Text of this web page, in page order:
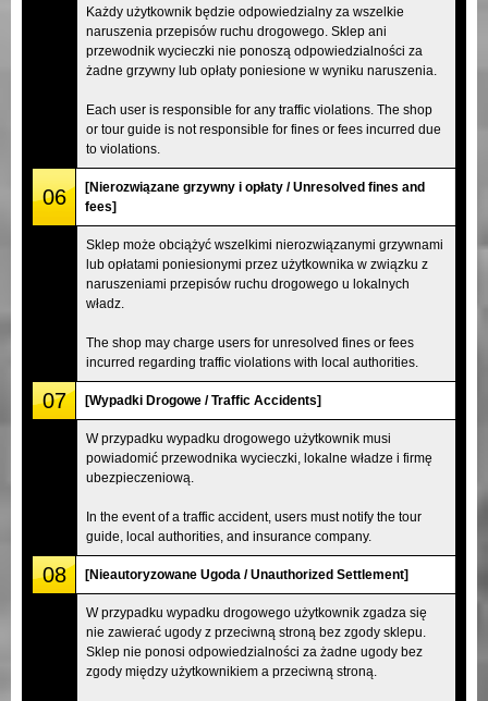
Każdy użytkownik będzie odpowiedzialny za wszelkie
naruszenia przepisów ruchu drogowego. Sklep ani
przewodnik wycieczki nie ponoszą odpowiedzialności za
żadne grzywny lub opłaty poniesione w wyniku naruszenia.
Each user is responsible for any traffic violations. The shop
or tour guide is not responsible for fines or fees incurred due
to violations.
06
[Nierozwiązane grzywny i opłaty / Unresolved fines and
fees]
Sklep może obciążyć wszelkimi nierozwiązanymi grzywnami
lub opłatami poniesionymi przez użytkownika w związku z
naruszeniami przepisów ruchu drogowego u lokalnych
władz.
The shop may charge users for unresolved fines or fees
incurred regarding traffic violations with local authorities.
07 [Wypadki Drogowe / Traffic Accidents]
W przypadku wypadku drogowego użytkownik musi
powiadomić przewodnika wycieczki, lokalne władze i firmę
ubezpieczeniową.
In the event of a traffic accident, users must notify the tour
guide, local authorities, and insurance company.
08 [Nieautoryzowane Ugoda / Unauthorized Settlement]
W przypadku wypadku drogowego użytkownik zgadza się
nie zawierać ugody z przeciwną stroną bez zgody sklepu.
Sklep nie ponosi odpowiedzialności za żadne ugody bez
zgody między użytkownikiem a przeciwną stroną.